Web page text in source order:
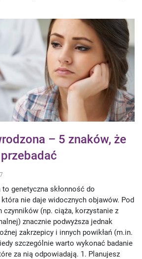
– 5 znaków, że
genetyczna skłonność do
nie daje widocznych objawów. Pod
czynników (np. ciąża, korzystanie z
znacznie podwyższa jednak
zakrzepicy i innych powikłań (m.in.
szczególnie warto wykonać badanie
za nią odpowiadają. 1. Planujesz